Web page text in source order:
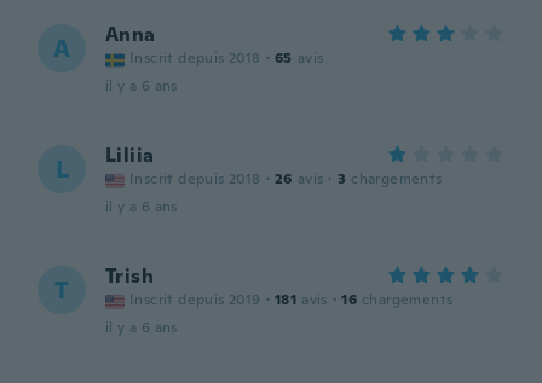
A Anna
Inscrit depuis 2018 · 65 avis
il y a 6 ans
L Liliia
Inscrit depuis 2018 · 26 avis · 3 chargements
il y a 6 ans
T Trish
Inscrit depuis 2019 · 181 avis · 16 chargements
il y a 6 ans